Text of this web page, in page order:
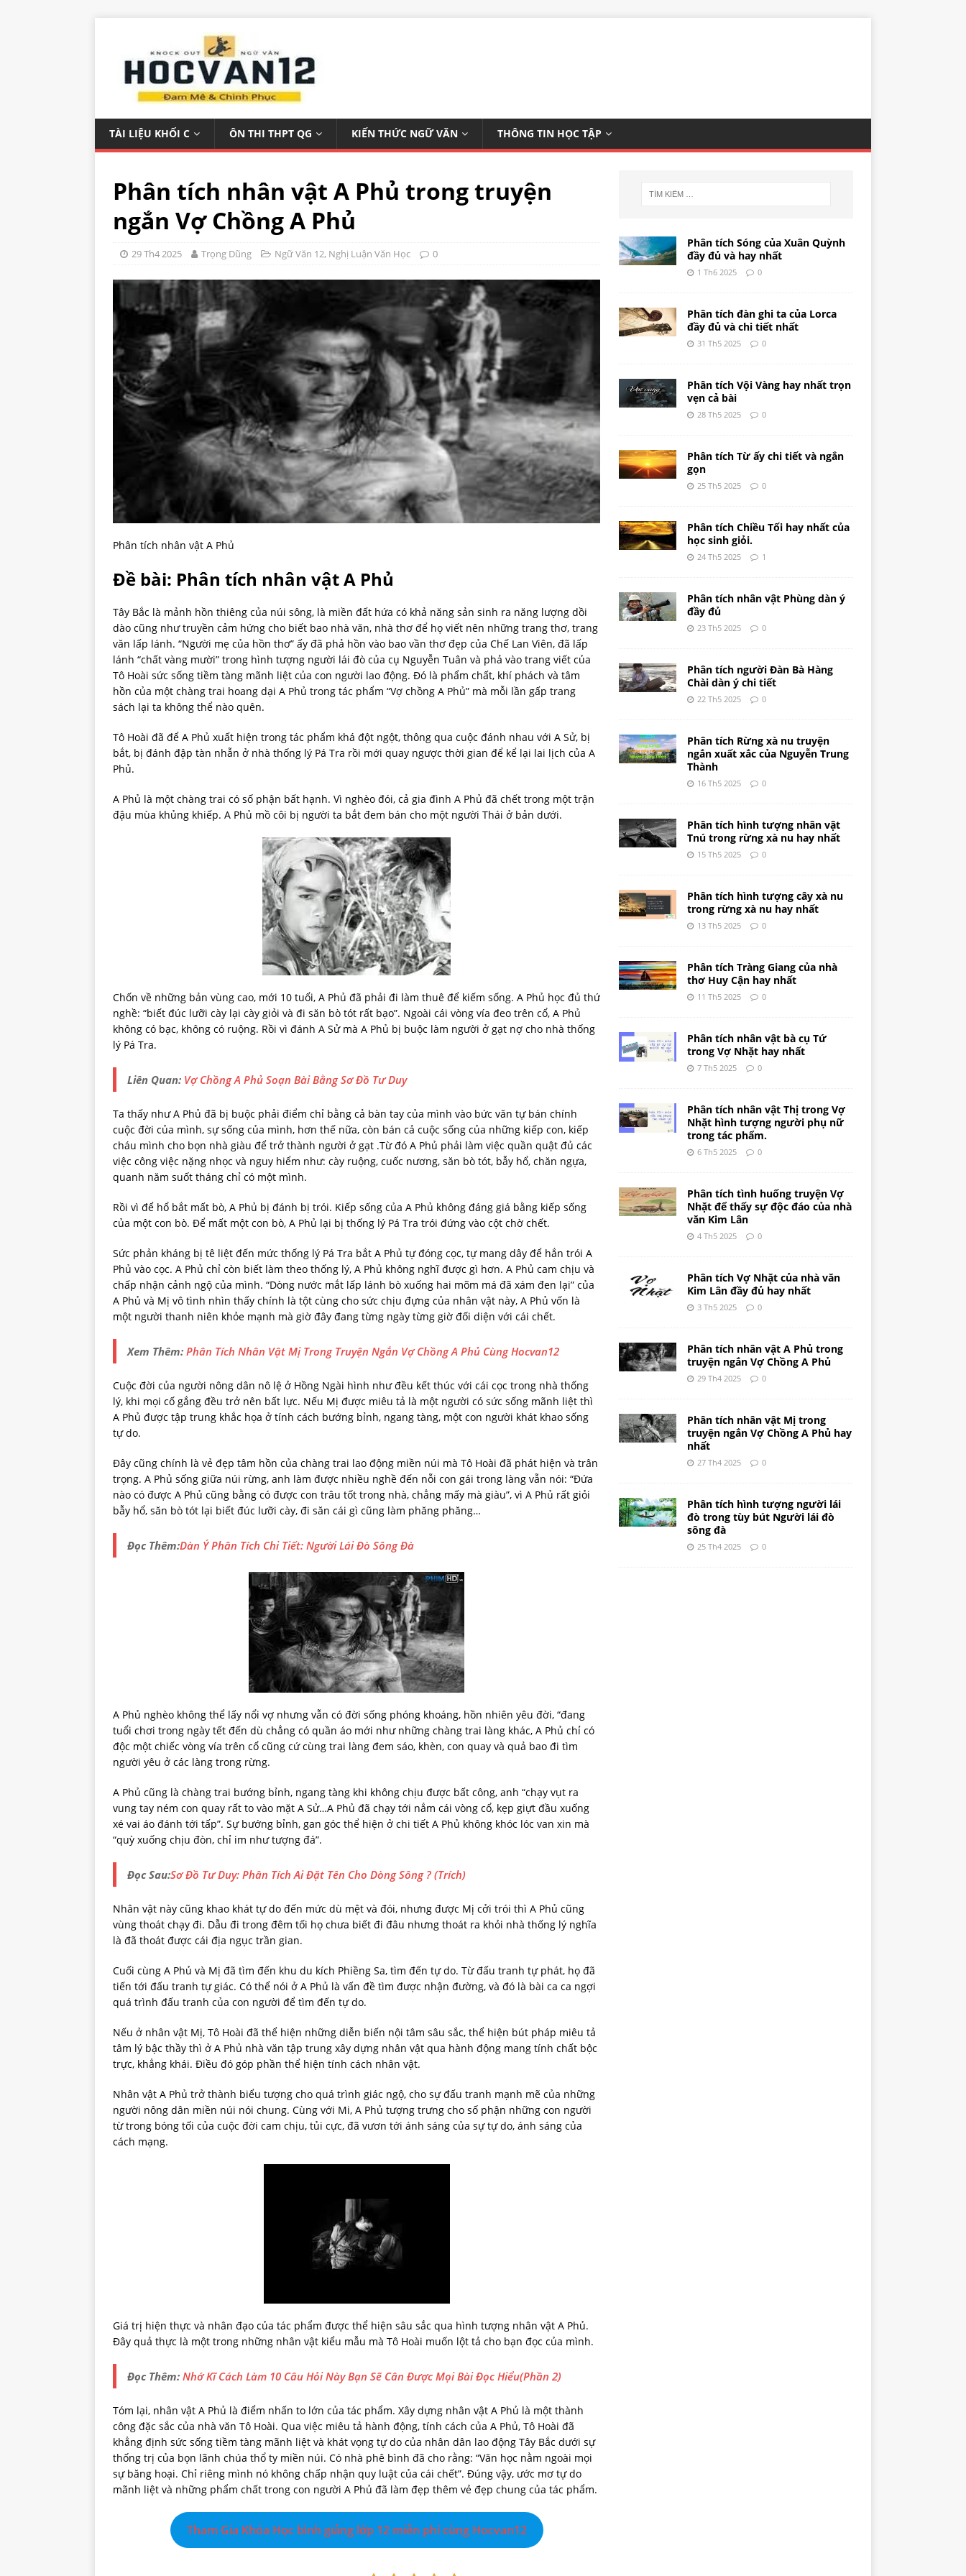
TÀI LIỆU KHỐI C ÔN THI THPT QG KIẾN THỨC NGỮ VĂN THÔNG TIN HỌC TẬP
Phân tích nhân vật A Phủ trong truyện
ngắn Vợ Chồng A Phủ
29 Th4 2025 Trọng Dũng Ngữ Văn 12, Nghị Luận Văn Học 0
Phân tích nhân vật A Phủ
Đề bài: Phân tích nhân vật A Phủ
Tây Bắc là mảnh hồn thiêng của núi sông, là miền đất hứa có khả năng sản sinh ra năng lượng dồi
dào cũng như truyền cảm hứng cho biết bao nhà văn, nhà thơ để họ viết nên những trang thơ, trang
văn lấp lánh. “Người mẹ của hồn thơ” ấy đã phả hồn vào bao vần thơ đẹp của Chế Lan Viên, đã lấp
lánh “chất vàng mười” trong hình tượng người lái đò của cụ Nguyễn Tuân và phả vào trang viết của
Tô Hoài sức sống tiềm tàng mãnh liệt của con người lao động. Đó là phẩm chất, khí phách và tâm
hồn của một chàng trai hoang dại A Phủ trong tác phẩm “Vợ chồng A Phủ” mà mỗi lần gấp trang
sách lại ta không thể nào quên.
Tô Hoài đã để A Phủ xuất hiện trong tác phẩm khá đột ngột, thông qua cuộc đánh nhau với A Sử, bị
bắt, bị đánh đập tàn nhẫn ở nhà thống lý Pá Tra rồi mới quay ngược thời gian để kể lại lai lịch của A
Phủ.
A Phủ là một chàng trai có số phận bất hạnh. Vì nghèo đói, cả gia đình A Phủ đã chết trong một trận
đậu mùa khủng khiếp. A Phủ mồ côi bị người ta bắt đem bán cho một người Thái ở bản dưới.
Chốn về những bản vùng cao, mới 10 tuổi, A Phủ đã phải đi làm thuê để kiếm sống. A Phủ học đủ thứ
nghề: “biết đúc lưỡi cày lại cày giỏi và đi săn bò tót rất bạo”. Ngoài cái vòng vía đeo trên cổ, A Phủ
không có bạc, không có ruộng. Rồi vì đánh A Sử mà A Phủ bị buộc làm người ở gạt nợ cho nhà thống
lý Pá Tra.
Liên Quan: Vợ Chồng A Phủ Soạn Bài Bằng Sơ Đồ Tư Duy
Ta thấy như A Phủ đã bị buộc phải điểm chỉ bằng cả bàn tay của mình vào bức văn tự bán chính
cuộc đời của mình, sự sống của mình, hơn thế nữa, còn bán cả cuộc sống của những kiếp con, kiếp
cháu mình cho bọn nhà giàu để trở thành người ở gạt .Từ đó A Phủ phải làm việc quần quật đủ các
việc công việc nặng nhọc và nguy hiểm như: cày ruộng, cuốc nương, săn bò tót, bẫy hổ, chăn ngựa,
quanh năm suốt tháng chỉ có một mình.
Rồi vì để hổ bắt mất bò, A Phủ bị đánh bị trói. Kiếp sống của A Phủ không đáng giá bằng kiếp sống
của một con bò. Để mất một con bò, A Phủ lại bị thống lý Pá Tra trói đứng vào cột chờ chết.
Sức phản kháng bị tê liệt đến mức thống lý Pá Tra bắt A Phủ tự đóng cọc, tự mang dây để hắn trói A
Phủ vào cọc. A Phủ chỉ còn biết làm theo thống lý, A Phủ không nghĩ được gì hơn. A Phủ cam chịu và
chấp nhận cảnh ngộ của mình. “Dòng nước mắt lấp lánh bò xuống hai mõm má đã xám đen lại” của
A Phủ và Mị vô tình nhìn thấy chính là tột cùng cho sức chịu đựng của nhân vật này, A Phủ vốn là
một người thanh niên khỏe mạnh mà giờ đây đang từng ngày từng giờ đối diện với cái chết.
Xem Thêm: Phân Tích Nhân Vật Mị Trong Truyện Ngắn Vợ Chồng A Phủ Cùng Hocvan12
Cuộc đời của người nông dân nô lệ ở Hồng Ngài hình như đều kết thúc với cái cọc trong nhà thống
lý, khi mọi cố gắng đều trở nên bất lực. Nếu Mị được miêu tả là một người có sức sống mãnh liệt thì
A Phủ được tập trung khắc họa ở tính cách bướng bỉnh, ngang tàng, một con người khát khao sống
tự do.
Đây cũng chính là vẻ đẹp tâm hồn của chàng trai lao động miền núi mà Tô Hoài đã phát hiện và trân
trọng. A Phủ sống giữa núi rừng, anh làm được nhiều nghề đến nỗi con gái trong làng vẫn nói: “Đứa
nào có được A Phủ cũng bằng có được con trâu tốt trong nhà, chẳng mấy mà giàu”, vì A Phủ rất giỏi
bẫy hổ, săn bò tót lại biết đúc lưỡi cày, đi săn cái gì cũng làm phăng phăng…
Đọc Thêm:Dàn Ý Phân Tích Chi Tiết: Người Lái Đò Sông Đà
A Phủ nghèo không thể lấy nổi vợ nhưng vẫn có đời sống phóng khoáng, hồn nhiên yêu đời, “đang
tuổi chơi trong ngày tết đến dù chẳng có quần áo mới như những chàng trai làng khác, A Phủ chỉ có
độc một chiếc vòng vía trên cổ cũng cứ cùng trai làng đem sáo, khèn, con quay và quả bao đi tìm
người yêu ở các làng trong rừng.
A Phủ cũng là chàng trai bướng bỉnh, ngang tàng khi không chịu được bất công, anh “chạy vụt ra
vung tay ném con quay rất to vào mặt A Sử…A Phủ đã chạy tới nắm cái vòng cổ, kẹp giựt đầu xuống
xé vai áo đánh tới tấp”. Sự bướng bỉnh, gan góc thể hiện ở chi tiết A Phủ không khóc lóc van xin mà
“quỳ xuống chịu đòn, chỉ im như tượng đá”.
Đọc Sau:Sơ Đồ Tư Duy: Phân Tích Ai Đặt Tên Cho Dòng Sông ? (Trích)
Nhân vật này cũng khao khát tự do đến mức dù mệt và đói, nhưng được Mị cởi trói thì A Phủ cũng
vùng thoát chạy đi. Dẫu đi trong đêm tối họ chưa biết đi đâu nhưng thoát ra khỏi nhà thống lý nghĩa
là đã thoát được cái địa ngục trần gian.
Cuối cùng A Phủ và Mị đã tìm đến khu du kích Phiềng Sa, tìm đến tự do. Từ đấu tranh tự phát, họ đã
tiến tới đấu tranh tự giác. Có thể nói ở A Phủ là vấn đề tìm được nhận đường, và đó là bài ca ca ngợi
quá trình đấu tranh của con người để tìm đến tự do.
Nếu ở nhân vật Mị, Tô Hoài đã thể hiện những diễn biến nội tâm sâu sắc, thể hiện bút pháp miêu tả
tâm lý bậc thầy thì ở A Phủ nhà văn tập trung xây dựng nhân vật qua hành động mang tính chất bộc
trực, khẳng khái. Điều đó góp phần thể hiện tính cách nhân vật.
Nhân vật A Phủ trở thành biểu tượng cho quá trình giác ngộ, cho sự đấu tranh mạnh mẽ của những
người nông dân miền núi nói chung. Cùng với Mi, A Phủ tượng trưng cho số phận những con người
từ trong bóng tối của cuộc đời cam chịu, tủi cực, đã vươn tới ánh sáng của sự tự do, ánh sáng của
cách mạng.
Giá trị hiện thực và nhân đạo của tác phẩm được thể hiện sâu sắc qua hình tượng nhân vật A Phủ.
Đây quả thực là một trong những nhân vật kiểu mẫu mà Tô Hoài muốn lột tả cho bạn đọc của mình.
Đọc Thêm: Nhớ Kĩ Cách Làm 10 Câu Hỏi Này Bạn Sẽ Cân Được Mọi Bài Đọc Hiểu(Phần 2)
Tóm lại, nhân vật A Phủ là điểm nhấn to lớn của tác phẩm. Xây dựng nhân vật A Phủ là một thành
công đặc sắc của nhà văn Tô Hoài. Qua việc miêu tả hành động, tính cách của A Phủ, Tô Hoài đã
khẳng định sức sống tiềm tàng mãnh liệt và khát vọng tự do của nhân dân lao động Tây Bắc dưới sự
thống trị của bọn lãnh chúa thổ ty miền núi. Có nhà phê bình đã cho rằng: “Văn học nằm ngoài mọi
sự băng hoại. Chỉ riêng mình nó không chấp nhận quy luật của cái chết”. Đúng vậy, ước mơ tự do
mãnh liệt và những phẩm chất trong con người A Phủ đã làm đẹp thêm vẻ đẹp chung của tác phẩm.
Tham Gia Khóa Học bình giảng lớp 12 miễn phí cùng Hocvan12
Phân tích Sóng của Xuân Quỳnh
đầy đủ và hay nhất
1 Th6 2025 0
Phân tích đàn ghi ta của Lorca
đầy đủ và chi tiết nhất
31 Th5 2025 0
Phân tích Vội Vàng hay nhất trọn
vẹn cả bài
28 Th5 2025 0
Phân tích Từ ấy chi tiết và ngắn
gọn
25 Th5 2025 0
Phân tích Chiều Tối hay nhất của
học sinh giỏi.
24 Th5 2025 1
Phân tích nhân vật Phùng dàn ý
đầy đủ
23 Th5 2025 0
Phân tích người Đàn Bà Hàng
Chài dàn ý chi tiết
22 Th5 2025 0
Phân tích Rừng xà nu truyện
ngắn xuất xắc của Nguyễn Trung
Thành
16 Th5 2025 0
Phân tích hình tượng nhân vật
Tnú trong rừng xà nu hay nhất
15 Th5 2025 0
Phân tích hình tượng cây xà nu
trong rừng xà nu hay nhất
13 Th5 2025 0
Phân tích Tràng Giang của nhà
thơ Huy Cận hay nhất
11 Th5 2025 0
Phân tích nhân vật bà cụ Tứ
trong Vợ Nhặt hay nhất
7 Th5 2025 0
Phân tích nhân vật Thị trong Vợ
Nhặt hình tượng người phụ nữ
trong tác phẩm.
6 Th5 2025 0
Phân tích tình huống truyện Vợ
Nhặt để thấy sự độc đáo của nhà
văn Kim Lân
4 Th5 2025 0
Phân tích Vợ Nhặt của nhà văn
Kim Lân đầy đủ hay nhất
3 Th5 2025 0
Phân tích nhân vật A Phủ trong
truyện ngắn Vợ Chồng A Phủ
29 Th4 2025 0
Phân tích nhân vật Mị trong
truyện ngắn Vợ Chồng A Phủ hay
nhất
27 Th4 2025 0
Phân tích hình tượng người lái
đò trong tùy bút Người lái đò
sông đà
25 Th4 2025 0